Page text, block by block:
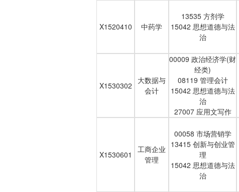
X1520410 中药学
13535 方剂学
15042 思想道德与法
治
X1530302
大数据与
会计
00009 政治经济学(财
经类)
08119 管理会计
15042 思想道德与法
治
27007 应用文写作
X1530601
工商企业
管理
00058 市场营销学
13415 创新与创业管
理
15042 思想道德与法
治